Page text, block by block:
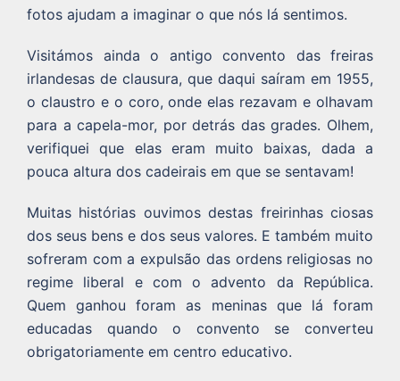
fotos ajudam a imaginar o que nós lá sentimos.
Visitámos ainda o antigo convento das freiras
irlandesas de clausura, que daqui saíram em 1955,
o claustro e o coro, onde elas rezavam e olhavam
para a capela-mor, por detrás das grades. Olhem,
verifiquei que elas eram muito baixas, dada a
pouca altura dos cadeirais em que se sentavam!
Muitas histórias ouvimos destas freirinhas ciosas
dos seus bens e dos seus valores. E também muito
sofreram com a expulsão das ordens religiosas no
regime liberal e com o advento da República.
Quem ganhou foram as meninas que lá foram
educadas quando o convento se converteu
obrigatoriamente em centro educativo.